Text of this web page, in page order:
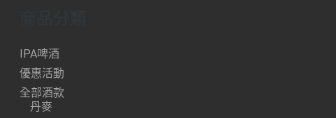
IPA啤酒
優惠活動
全部酒款
丹麥